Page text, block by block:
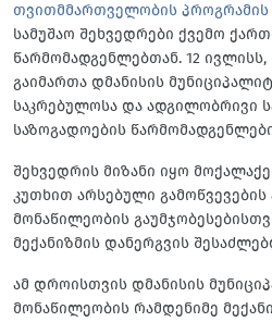
თვითმმართველობის პროგრამის
სამუშაო შეხვედრები ქვემო
წარმომადგენლებთან. 12 ივლისს,
გაიმართა დმანისის
საკრებულოსა და ადგილობრივი
საზოგადოების
შეხვედრის მიზანი იყო
კუთხით არსებული
მონაწილეობის
მექანიზმის დანერგვის
ამ დროისთვის დმანისის
მონაწილეობის რამდენიმე